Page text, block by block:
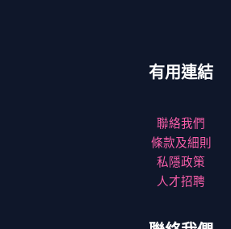
有用連結
聯絡我們
條款及細則
私隱政策
人才招聘